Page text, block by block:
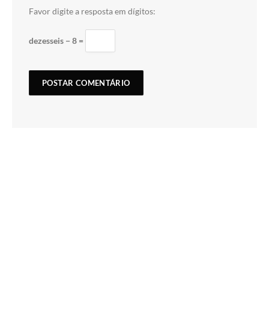
Favor digite a resposta em dígitos:
dezesseis − 8 =